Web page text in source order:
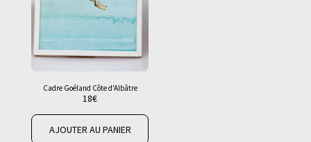
Cadre Goéland Côte d'Albâtre
18€
AJOUTER AU PANIER